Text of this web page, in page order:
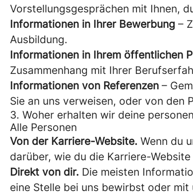
Vorstellungsgesprächen mit Ihnen,
Informationen in Ihrer Bewerbung –
Ausbildung.
Informationen in Ihrem öffentlichen
Zusammenhang mit Ihrer
Informationen von Referenzen –
Sie an uns verweisen, oder von den
3. Woher erhalten wir deine
Alle Personen
Von der Karriere-Website. Wenn du
darüber, wie du die Karriere-
Direkt von dir. Die meisten
eine Stelle bei uns bewirbst oder